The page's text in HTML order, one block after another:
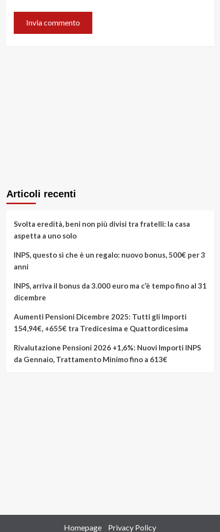
Articoli recenti
Svolta eredità, beni non più divisi tra fratelli: la casa
aspetta a uno solo
INPS, questo sì che è un regalo: nuovo bonus, 500€ per 3
anni
INPS, arriva il bonus da 3.000 euro ma c’è tempo fino al 31
dicembre
Aumenti Pensioni Dicembre 2025: Tutti gli Importi
154,94€, +655€ tra Tredicesima e Quattordicesima
Rivalutazione Pensioni 2026 +1,6%: Nuovi Importi INPS
da Gennaio, Trattamento Minimo fino a 613€
Homepage Privacy Policy